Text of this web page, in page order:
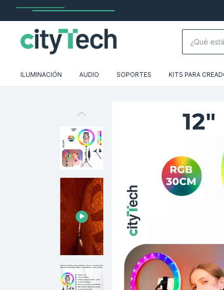
ILUMINACIÓN AUDIO SOPORTES KITS PARA